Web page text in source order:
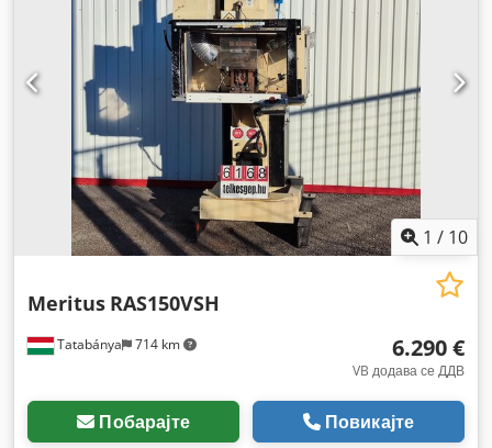
1 / 10
Tatabánya 714 km
Meritus RAS150VSH
6.290 €
VB додава се ДДВ
Побарајте Повикајте